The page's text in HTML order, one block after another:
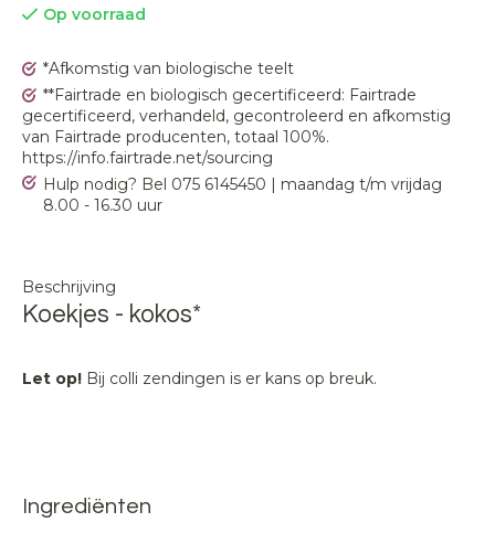
Op voorraad
*Afkomstig van biologische teelt
**Fairtrade en biologisch gecertificeerd: Fairtrade
gecertificeerd, verhandeld, gecontroleerd en afkomstig
van Fairtrade producenten, totaal 100%.
https://info.fairtrade.net/sourcing
Hulp nodig? Bel 075 6145450 | maandag t/m vrijdag
8.00 - 16.30 uur
Beschrijving
Koekjes - kokos*
Let op! Bij colli zendingen is er kans op breuk.
Ingrediënten